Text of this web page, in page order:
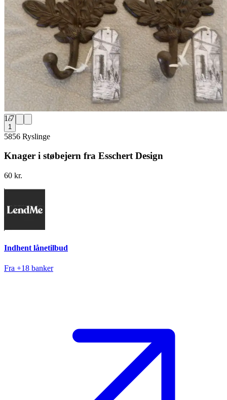
1/7
1
5856 Ryslinge
Knager i støbejern fra Esschert Design
60 kr.
Indhent lånetilbud
Fra +18 banker